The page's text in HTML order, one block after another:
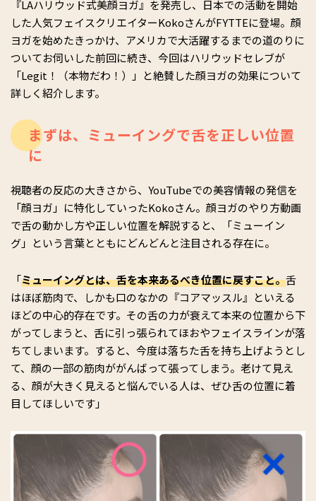
『LAハリウッド式美顔ヨガ』を発売し、日本での活動を開始
した人気フェイスクリエイターKokoさんがFYTTEに登場。顔
ヨガを始めたきっかけ、アメリカで大活躍するまでの道のりに
ついてお伺いした前回に続き、今回はハリウッドセレブが
「Legit！（本物だわ！）」と絶賛した顔ヨガの効果について
詳しく紹介します。
まずは、ミューイングで舌を正しい位置
に
視聴者の反応の大きさから、YouTubeでの美容情報の発信を
「顔ヨガ」に特化していったKokoさん。顔ヨガのやり方動画
で舌の動かし方や正しい位置を解説すると、「ミューイン
グ」という言葉とともにどんどんと注目される存在に。
「ミューイングとは、舌を本来あるべき位置に戻すこと。舌
はほぼ筋肉で、しかも口のなかの『コアマッスル』といえる
ほどの中心的存在です。その舌の力が衰えて本来の位置から下
がってしまうと、舌に引っ張られてほおやフェイスラインが落
ちてしまいます。すると、今度は落ちた舌を持ち上げようとし
て、顔の一部の筋肉ががんばって張ってしまう。老けて見え
る、顔が大きく見えると悩んでいる人は、ぜひ舌の位置に着
目してほしいです」